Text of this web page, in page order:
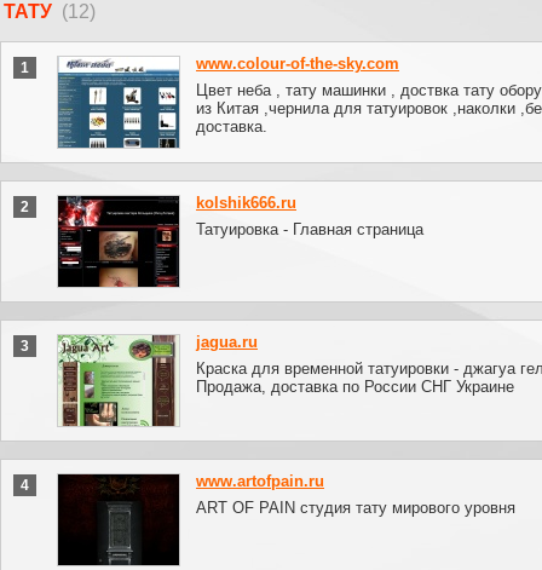
ТАТУ (12)
1
www.colour-of-the-sky.com
Цвет неба , тату машинки , доствка тату
из Китая ,чернила для татуировок ,наколки
доставка.
2
kolshik666.ru
Татуировка - Главная страница
3
jagua.ru
Краска для временной татуировки - джагуа
Продажа, доставка по России СНГ Украине
4
www.artofpain.ru
ART OF PAIN студия тату мирового уровня